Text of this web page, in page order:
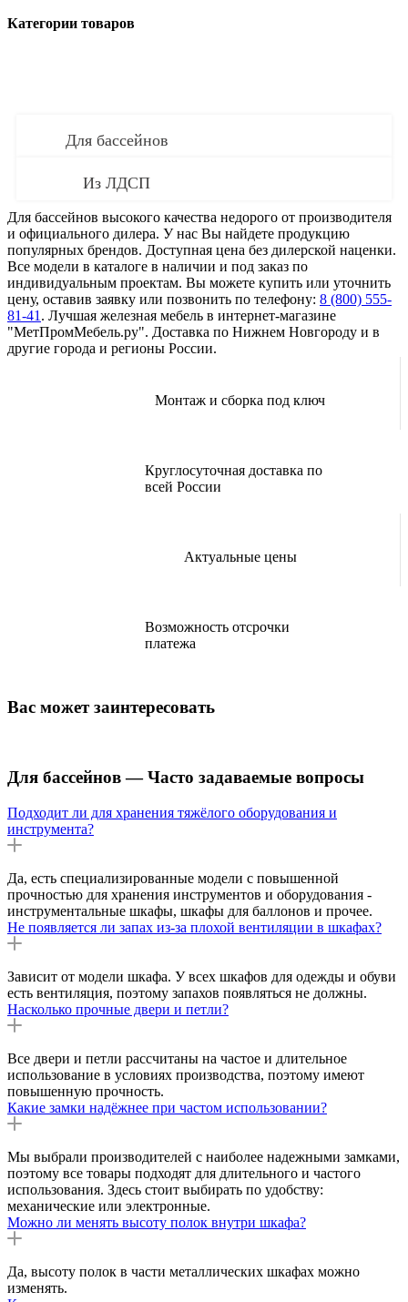
Категории товаров
Для бассейнов
Из ЛДСП
Для бассейнов высокого качества недорого от производителя
и официального дилера. У нас Вы найдете продукцию
популярных брендов. Доступная цена без дилерской наценки.
Все модели в каталоге в наличии и под заказ по
индивидуальным проектам. Вы можете купить или уточнить
цену, оставив заявку или позвонить по телефону: 8 (800) 555-
81-41 . Лучшая железная мебель в интернет-магазине
"МетПромМебель.ру". Доставка по Нижнем Новгороду и в
другие города и регионы России.
Монтаж и сборка под ключ
Круглосуточная доставка по
всей России
Актуальные цены
Возможность отсрочки
платежа
Вас может заинтересовать
Для бассейнов — Часто задаваемые вопросы
Подходит ли для хранения тяжёлого оборудования и
инструмента?
Да, есть специализированные модели с повышенной
прочностью для хранения инструментов и оборудования -
инструментальные шкафы, шкафы для баллонов и прочее.
Не появляется ли запах из-за плохой вентиляции в шкафах?
Зависит от модели шкафа. У всех шкафов для одежды и обуви
есть вентиляция, поэтому запахов появляться не должны.
Насколько прочные двери и петли?
Все двери и петли рассчитаны на частое и длительное
использование в условиях производства, поэтому имеют
повышенную прочность.
Какие замки надёжнее при частом использовании?
Мы выбрали производителей с наиболее надежными замками,
поэтому все товары подходят для длительного и частого
использования. Здесь стоит выбирать по удобству:
механические или электронные.
Можно ли менять высоту полок внутри шкафа?
Да, высоту полок в части металлических шкафах можно
изменять.